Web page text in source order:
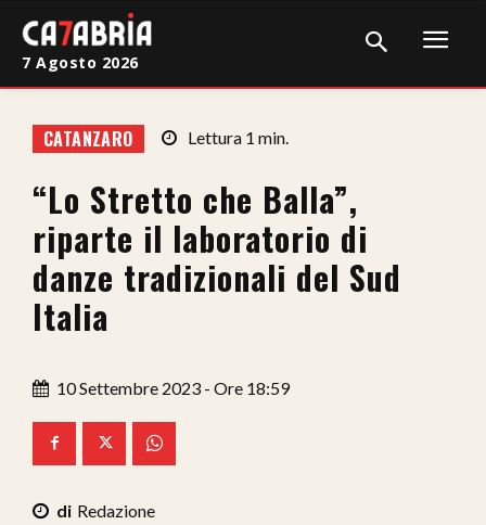
Cronaca
Giudiziaria
Politica
Sport
Sanità
Economia
Ita-Mondo
7 Agosto 2026
CATANZARO Lettura 1 min.
“Lo Stretto che Balla”,
riparte il laboratorio di
danze tradizionali del Sud
Italia
10 Settembre 2023 - Ore 18:59
Redazione